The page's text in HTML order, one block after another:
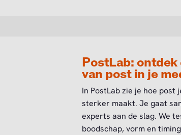
PostLab:
van post in je
In PostLab zie je hoe post
sterker maakt. Je gaat
experts aan de slag. We
boodschap, vorm en